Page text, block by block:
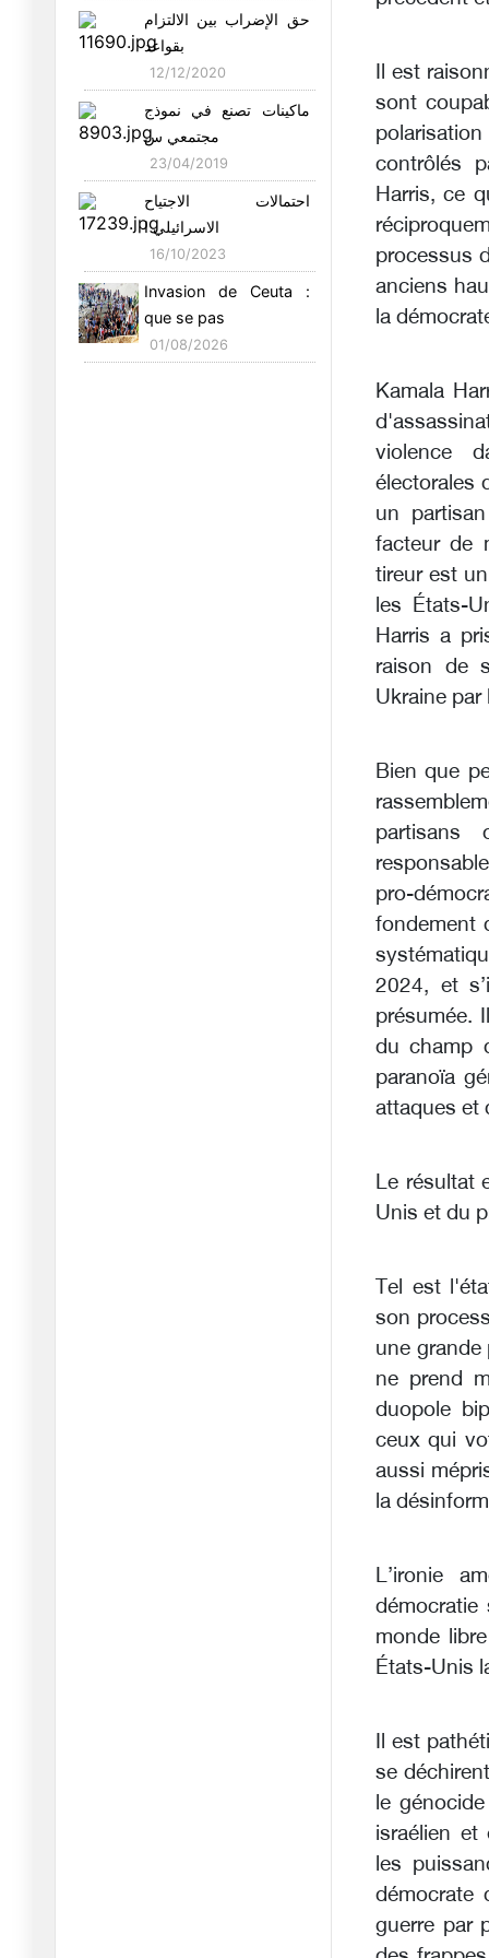
aériennes am
09/07/2026
nationales :
05/07/2026
honte : l
04/07/2026
27/06/2026
حق الإضراب بين الالتزام
بقواعد
12/12/2020
ماكينات تصنع في نموذج
مجتمعي س
23/04/2019
احتمالات الاجتياح
الاسرائيلي ا
16/10/2023
Invasion de Ceuta :
que se pas
01/08/2026
Il est
sont
contrôlés
Harris, ce
processus
anciens
la
Kamala
violence
électorales
un
facteur de
tireur est
les États-
Harris a
raison de
Ukraine par
Bien que
partisans
pro-
fondement
2024, et
présumée.
du champ
paranoïa
attaques et
Le résultat
Unis et du
Tel est
son
une grande
ne prend
duopole
ceux qui
aussi
la
L’ironie
monde
États-Unis
Il est
se
le
israélien
les
démocrate
guerre par